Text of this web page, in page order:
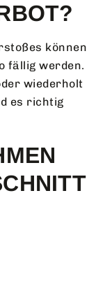
können
fällig werden.
wiederholt
es richtig